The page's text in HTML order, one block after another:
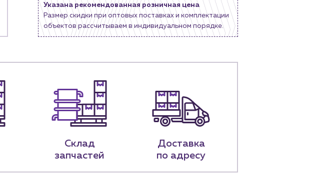
Наши партнёры
Чат-бот
Указана рекомендованная розничная цена
Размер скидки при оптовых поставках и комплектации
объектов рассчитываем в индивидуальном порядке.
Склад
запчастей
Доставка
по адресу